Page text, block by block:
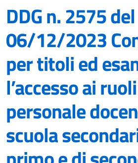
DDG n. 2575 del
06/12/2023
per titoli ed
l’accesso ai
personale
scuola